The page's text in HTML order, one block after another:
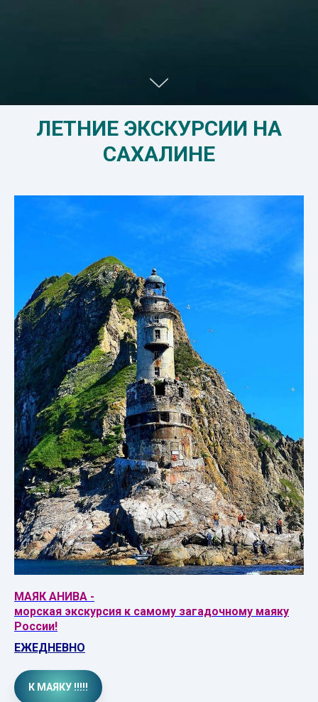
ЛЕТНИЕ ЭКСКУРСИИ НА
САХАЛИНЕ
МАЯК АНИВА -
морская экскурсия к самому загадочному маяку
России!
ЕЖЕДНЕВНО
К МАЯКУ !!!!!